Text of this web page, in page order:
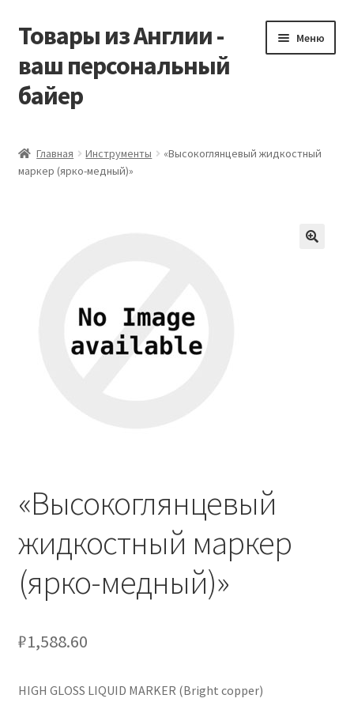
Перейти
навигации
Перейти
содержимому
Товары из Англии -
ваш персональный
байер
Меню
Виды доставки
Мой аккаунт
Скидки
Главная Инструменты
«Высокоглянцевый жидкостный
маркер (ярко-медный)»
«Высокоглянцевый
жидкостный маркер
(ярко-медный)»
₽1,588.60
HIGH GLOSS LIQUID MARKER (Bright copper)